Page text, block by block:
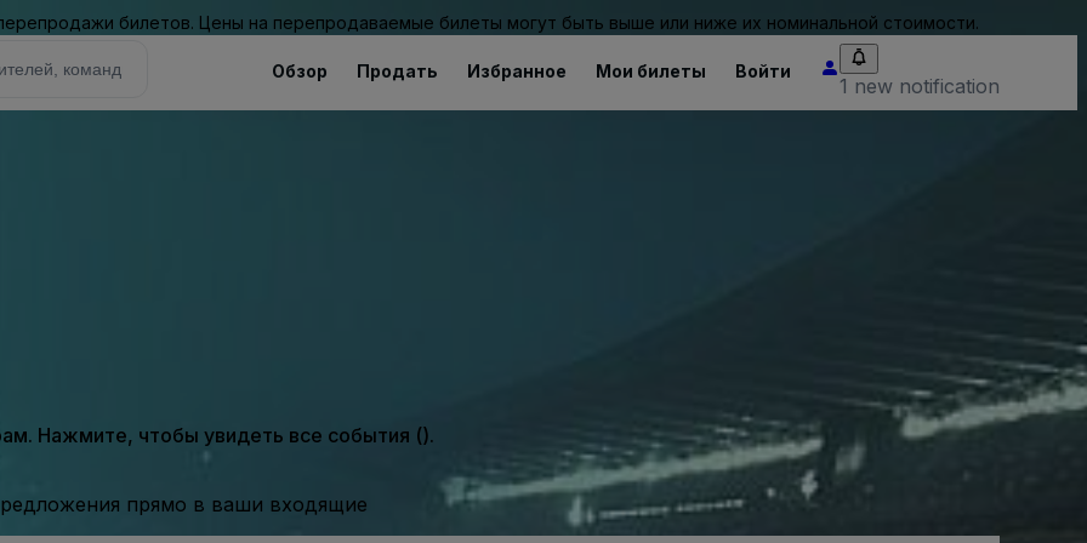
билетов. Цены на перепродаваемые билеты могут быть выше или ниже их номинальной стоимости.
Обзор Продать Избранное Мои билеты Войти
1 new notification
Нажмите, чтобы увидеть все события ().
прямо в ваши входящие